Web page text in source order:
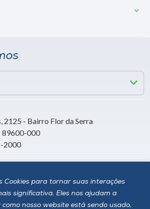
Cookies para tornar suas interações
significativa. Eles nos ajudam a
nosso website está sendo usado,
2125 - Bairro Flor da Serra
89600-000
2000